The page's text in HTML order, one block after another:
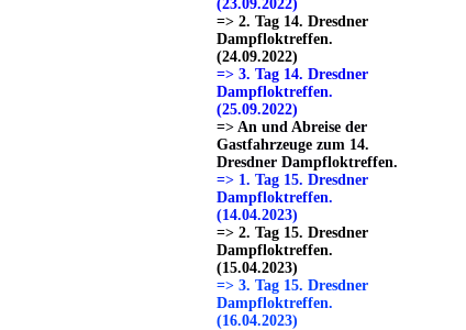
(23.09.2022)
=> 2. Tag 14. Dresdner
Dampfloktreffen.
(24.09.2022)
=> 3. Tag 14. Dresdner
Dampfloktreffen.
(25.09.2022)
=> An und Abreise der
Gastfahrzeuge zum 14.
Dresdner Dampfloktreffen.
=> 1. Tag 15. Dresdner
Dampfloktreffen.
(14.04.2023)
=> 2. Tag 15. Dresdner
Dampfloktreffen.
(15.04.2023)
=> 3. Tag 15. Dresdner
Dampfloktreffen.
(16.04.2023)